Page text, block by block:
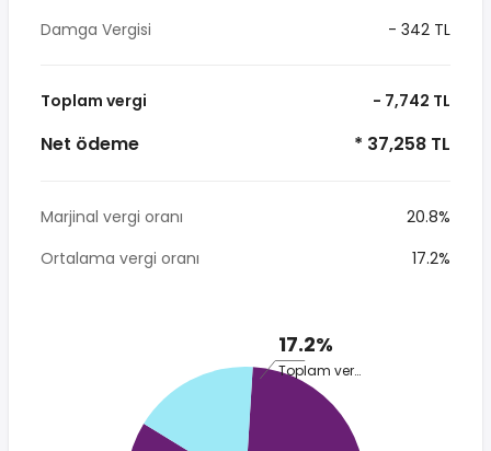
Damga Vergisi
- 342 TL
Toplam vergi - 7,742 TL
Net ödeme * 37,258 TL
Marjinal vergi oranı
20.8%
Ortalama vergi oranı
17.2%
17.2%
Toplam vergi